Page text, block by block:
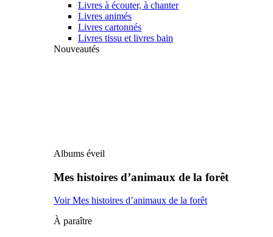
Livres à écouter, à chanter
Livres animés
Livres cartonnés
Livres tissu et livres bain
Nouveautés
Albums éveil
Mes histoires d’animaux de la forêt
Voir Mes histoires d’animaux de la forêt
À paraître